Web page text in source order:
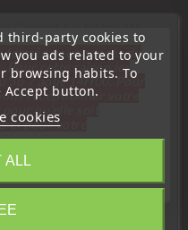
Product
third-party cookies to
you ads related to your
browsing habits. To
button.
cookies
ALL
pour congés du
Pour cette raison les
7 aout 14H00. Pour
réceptionner votre
qu'elle soit
pour votre